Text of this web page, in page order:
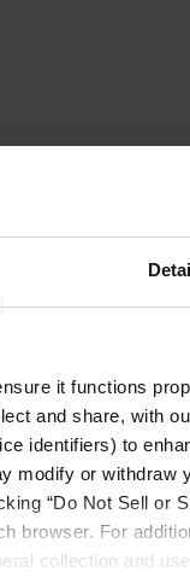
it functions
and share, with
identifiers) to
modify or
“Do Not Sell or
browser. For
collection and